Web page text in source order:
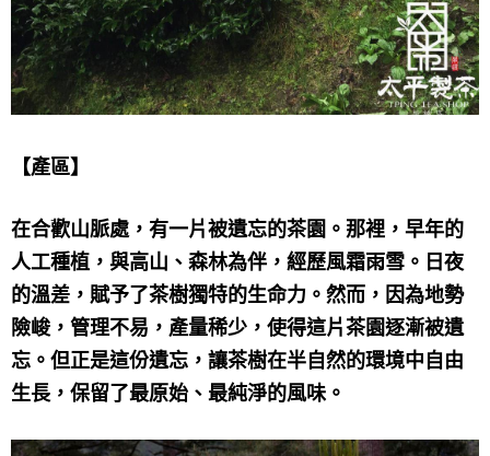
【產區】
在合歡山脈處，有一片被遺忘的茶園。那裡，早年的
人工種植，與高山、森林為伴，經歷風霜雨雪。日夜
的溫差，賦予了茶樹獨特的生命力。然而，因為地勢
險峻，管理不易，產量稀少，使得這片茶園逐漸被遺
忘。但正是這份遺忘，讓茶樹在半自然的環境中自由
生長，保留了最原始、最純淨的風味。